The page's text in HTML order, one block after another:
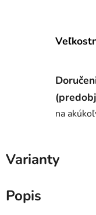
na
Varianty
Popis